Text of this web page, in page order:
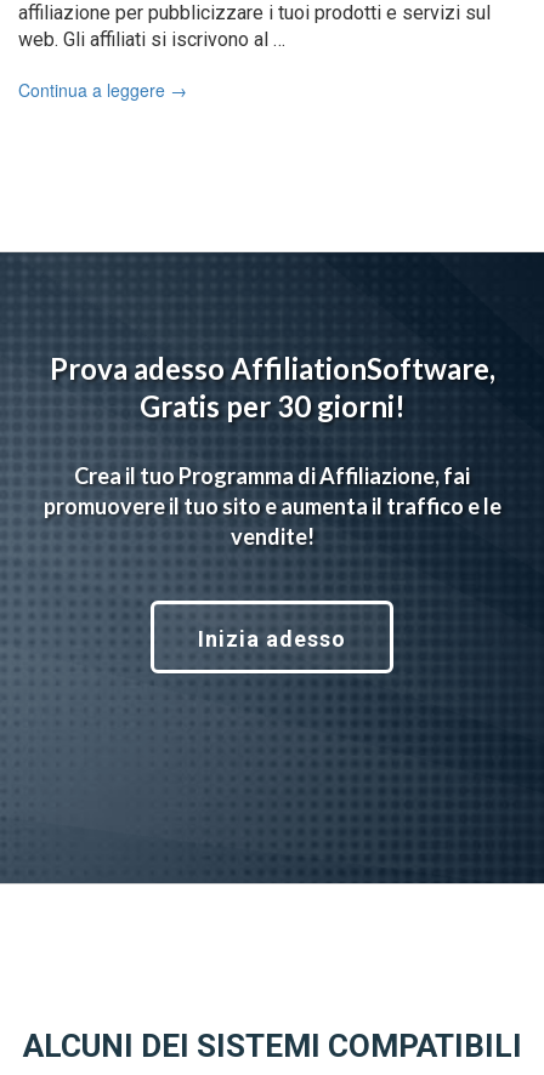
affiliazione per pubblicizzare i tuoi prodotti e servizi sul
web. Gli affiliati si iscrivono al …
Continua a leggere →
Prova adesso AffiliationSoftware,
Gratis per 30 giorni!
Crea il tuo Programma di Affiliazione, fai
promuovere il tuo sito e aumenta il traffico e le
vendite!
Inizia adesso
ALCUNI DEI SISTEMI COMPATIBILI